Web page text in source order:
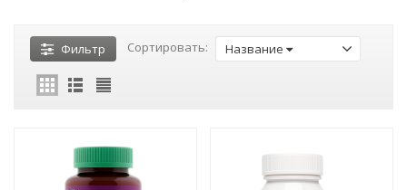
Фильтр Сортировать: Название